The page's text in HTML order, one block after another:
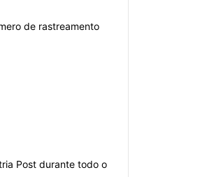
de rastreamento
Post durante todo o